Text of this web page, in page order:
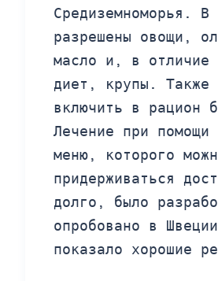
Средиземноморья. В
разрешены овощи,
масло и, в отличие
диет, крупы. Также
включить в рацион
Лечение при помощи
меню, которого
придерживаться
долго, было
опробовано в
показало хорошие